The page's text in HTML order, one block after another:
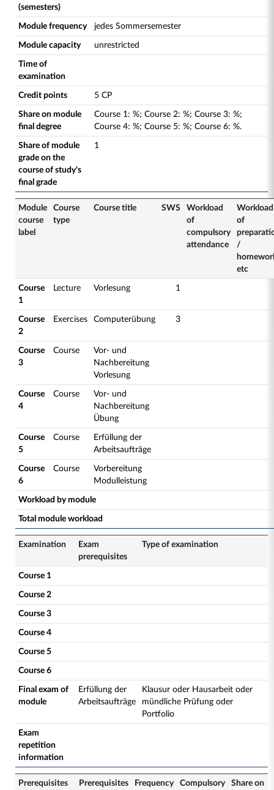
(semesters)
Module frequency jedes Sommersemester
Module capacity unrestricted
Time of
examination
Credit points 5 CP
Share on module
final degree
Course 1: %; Course 2: %; Course 3: %;
Course 4: %; Course 5: %; Course 6: %.
Share of module
grade on the
course of study's
final grade
1
Module
course
label
Course
type
Course title SWS
Workload
of
compulsory
attendance
Workload
of
/
etc
Course
1
Lecture Vorlesung 1
Course
2
Exercises Computerübung 3
Course
3
Course
Vor- und
Nachbereitung
Vorlesung
Course
4
Course
Vor- und
Nachbereitung
Übung
Course
5
Course
Erfüllung der
Arbeitsaufträge
Course
6
Course
Vorbereitung
Modulleistung
Workload by module
Total module workload
Examination
Exam
prerequisites
Type of examination
Course 1
Course 2
Course 3
Course 4
Course 5
Course 6
Final exam of
module
Erfüllung der
Arbeitsaufträge
Klausur oder Hausarbeit oder
mündliche Prüfung oder
Portfolio
Exam
repetition
information
Prerequisites Prerequisites Frequency Compulsory Share on